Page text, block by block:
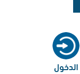
الدخول